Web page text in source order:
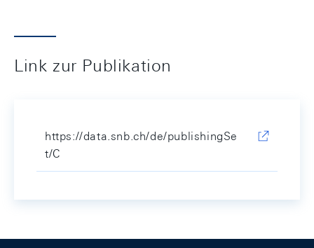
Link zur Publikation
https://data.snb.ch/de/publishingSe
t/C